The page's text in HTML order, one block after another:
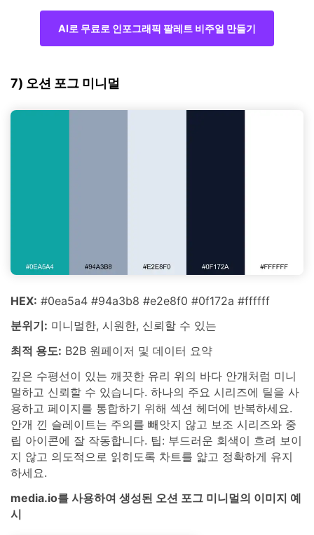
AI로 무료로 인포그래픽 팔레트 비주얼 만들기
7) 오션 포그 미니멀
HEX: #0ea5a4 #94a3b8 #e2e8f0 #0f172a #ffffff
분위기: 미니멀한, 시원한, 신뢰할 수 있는
최적 용도: B2B 원페이저 및 데이터 요약
깊은 수평선이 있는 깨끗한 유리 위의 바다 안개처럼 미니
멀하고 신뢰할 수 있습니다. 하나의 주요 시리즈에 틸을 사
용하고 페이지를 통합하기 위해 섹션 헤더에 반복하세요.
안개 낀 슬레이트는 주의를 빼앗지 않고 보조 시리즈와 중
립 아이콘에 잘 작동합니다. 팁: 부드러운 회색이 흐려 보이
지 않고 의도적으로 읽히도록 차트를 얇고 정확하게 유지
하세요.
media.io를 사용하여 생성된 오션 포그 미니멀의 이미지 예
시